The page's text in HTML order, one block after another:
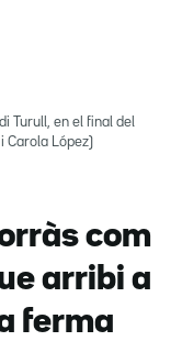
Turull, en el final del
Carola López)
com
arribi a
ferma